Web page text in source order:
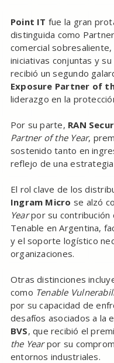
Point IT fue la gran
distinguida como
comercial
iniciativas conjuntas y
recibió un segundo
Exposure Partner of
liderazgo en la
Por su parte, RAN
Partner of the Year,
sostenido tanto en
reflejo de una
El rol clave de los
Ingram Micro se alzó
Yearpor su contribución
Tenable en Argentina,
y el soporte logístico
organizaciones.
Otras distinciones
como Tenable
por su capacidad de
desafíos asociados a la
BVS, que recibió el
the Yearpor su
entornos industriales.